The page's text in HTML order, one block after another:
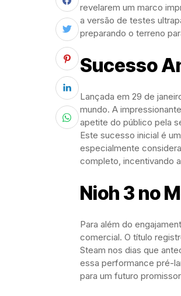
revelarem um marco
a versão de testes
preparando o terreno
Sucesso
Lançada em 29 de
mundo. A
apetite do público pela
Este sucesso inicial é
especialmente
completo, incentivando
Nioh 3 no
Para além do
comercial. O título
Steam nos dias que
essa performance pré-
para um futuro